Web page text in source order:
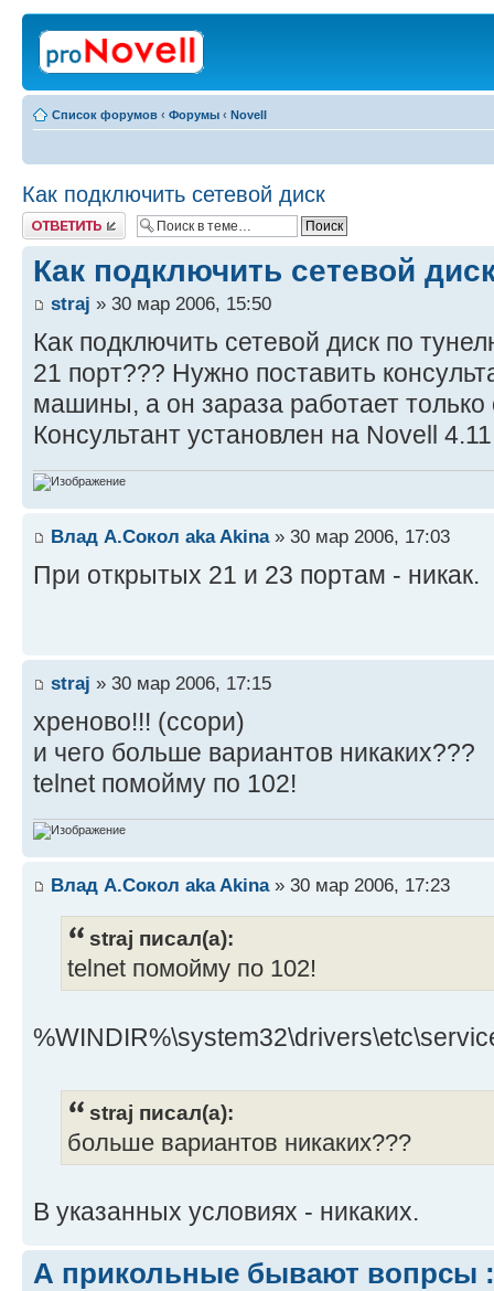
Список форумов ‹ Форумы ‹ Novell
Как подключить сетевой диск
Ответить
Как подключить сетевой
straj » 30 мар 2006, 15:50
Как подключить сетевой диск по
21 порт??? Нужно поставить
машины, а он зараза работает
Консультант установлен на Novell 4.11
Влад А.Сокол aka Akina» 30 мар 2006, 17:03
При открытых 21 и 23 портам - никак.
straj » 30 мар 2006, 17:15
хреново!!! (ссори)
и чего больше вариантов никаких???
telnet помойму по 102!
Влад А.Сокол aka Akina» 30 мар 2006, 17:23
straj писал(а):
telnet помойму по 102!
straj писал(а):
больше вариантов никаких???
В указанных условиях - никаких.
А прикольные бывают вопрсы